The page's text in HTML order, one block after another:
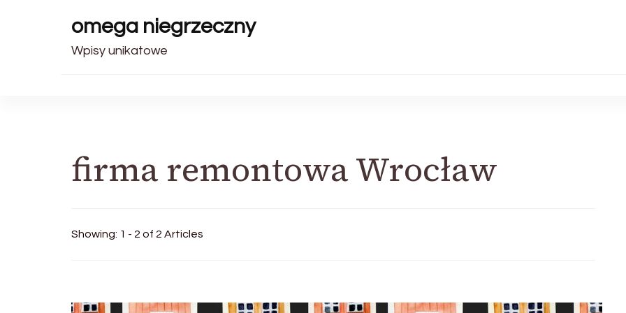
omega niegrzeczny
Wpisy unikatowe
firma remontowa Wrocław
Showing: 1 - 2 of 2 Articles